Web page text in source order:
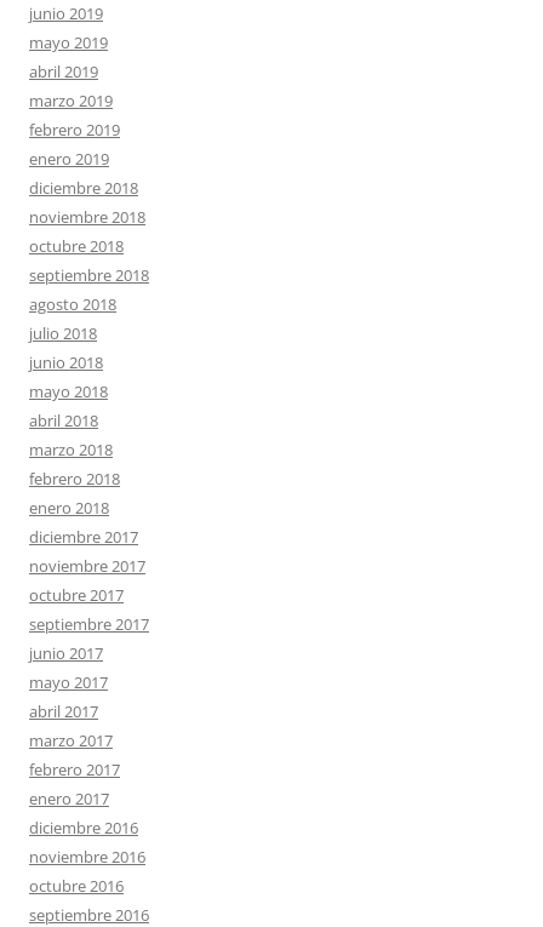
junio 2019
mayo 2019
abril 2019
marzo 2019
febrero 2019
enero 2019
diciembre 2018
noviembre 2018
octubre 2018
septiembre 2018
agosto 2018
julio 2018
junio 2018
mayo 2018
abril 2018
marzo 2018
febrero 2018
enero 2018
diciembre 2017
noviembre 2017
octubre 2017
septiembre 2017
junio 2017
mayo 2017
abril 2017
marzo 2017
febrero 2017
enero 2017
diciembre 2016
noviembre 2016
octubre 2016
septiembre 2016